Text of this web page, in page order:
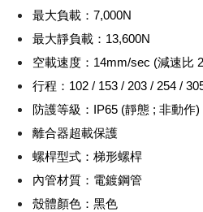
最大負載：7,000N
最大靜負載：13,600N
空載速度：14mm/sec (減速比
行程：102 / 153 / 203 / 254 /
防護等級：IP65 (靜態 ; 非動作)
離合器超載保護
螺桿型式：梯形螺桿
內管材質：電鍍鋼管
殼體顏色：黑色